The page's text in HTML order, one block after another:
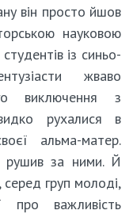
він просто йшов
науковою
із синьо-
жваво
виключення з
рухалися в
альма-матер.
рушив за ними. Й
груп молоді,
про важливість